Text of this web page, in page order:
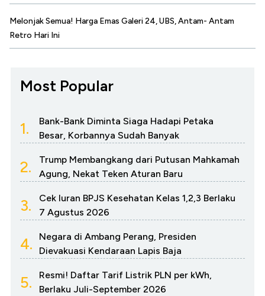
Melonjak Semua! Harga Emas Galeri 24, UBS, Antam- Antam
Retro Hari Ini
Most Popular
1.
Bank-Bank Diminta Siaga Hadapi Petaka
Besar, Korbannya Sudah Banyak
2.
Trump Membangkang dari Putusan Mahkamah
Agung, Nekat Teken Aturan Baru
3.
Cek Iuran BPJS Kesehatan Kelas 1,2,3 Berlaku
7 Agustus 2026
4.
Negara di Ambang Perang, Presiden
Dievakuasi Kendaraan Lapis Baja
5.
Resmi! Daftar Tarif Listrik PLN per kWh,
Berlaku Juli-September 2026